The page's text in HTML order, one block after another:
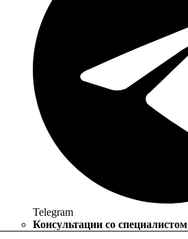
Telegram
Консультации со специалистом